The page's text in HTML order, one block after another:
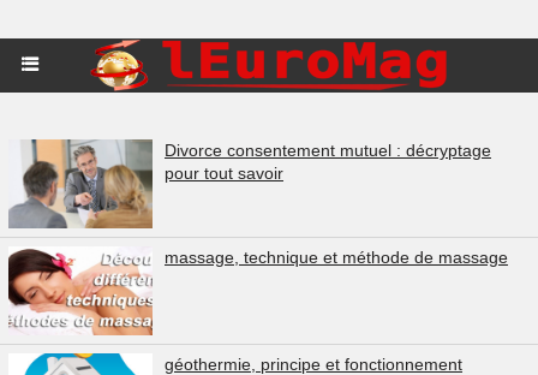
Divorce consentement mutuel : décryptage
pour tout savoir
massage, technique et méthode de massage
géothermie, principe et fonctionnement